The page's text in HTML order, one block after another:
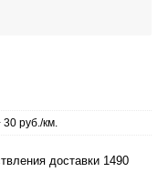
30 руб./км.
доставки 1490